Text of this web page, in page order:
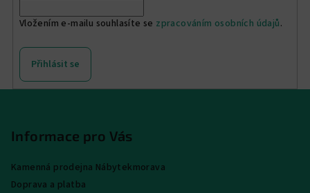
Vložením e-mailu souhlasíte se zpracováním osobních údajů.
Přihlásit se
Informace pro Vás
Kamenná prodejna Nábytekmorava
Doprava a platba